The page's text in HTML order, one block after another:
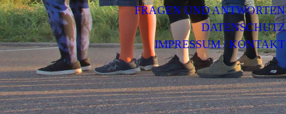
FRAGEN UND ANTWORTEN
DATENSCHUTZ
IMPRESSUM / KONTAKT